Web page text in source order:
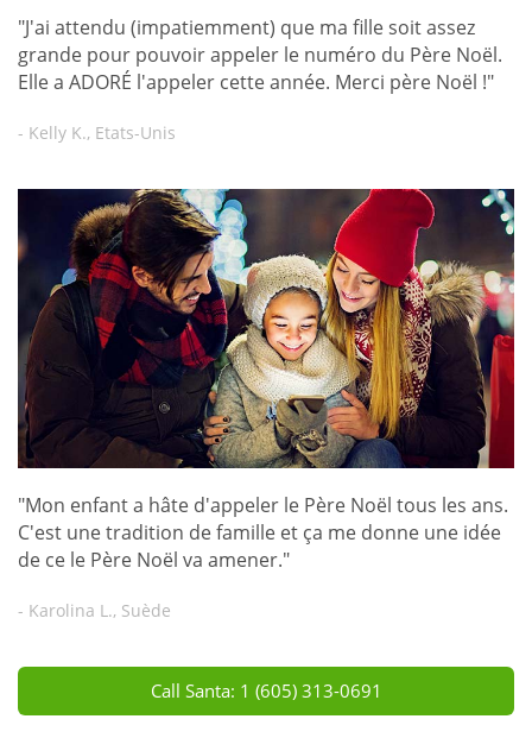
"J'ai attendu (impatiemment) que ma fille soit assez
grande pour pouvoir appeler le numéro du Père Noël.
Elle a ADORÉ l'appeler cette année. Merci père Noël !"
- Kelly K., Etats-Unis
"Mon enfant a hâte d'appeler le Père Noël tous les ans.
C'est une tradition de famille et ça me donne une idée
de ce le Père Noël va amener."
- Karolina L., Suède
Call Santa: 1 (605) 313-0691